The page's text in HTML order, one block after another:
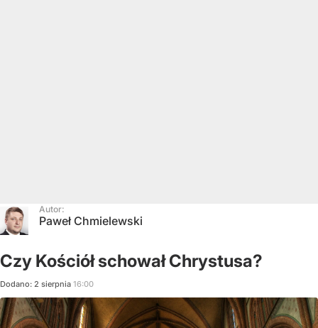
Autor:
Paweł Chmielewski
Czy Kościół schował Chrystusa?
Dodano: 2 sierpnia 16:00